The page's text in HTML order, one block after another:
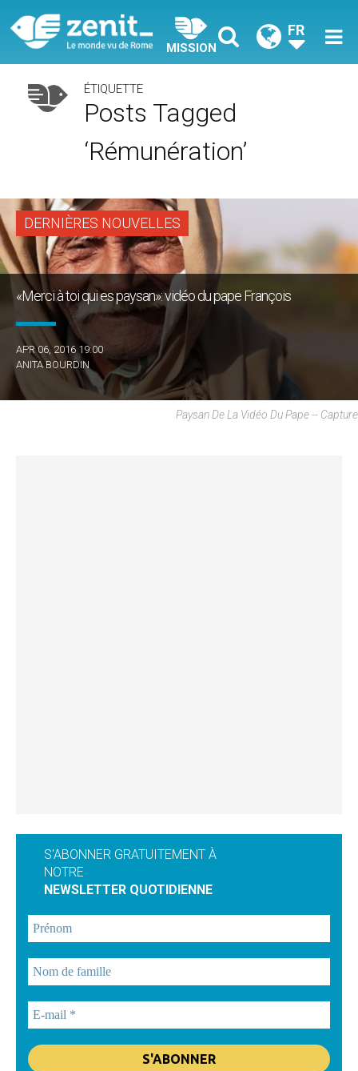
MISSION
FR
ÉTIQUETTE
Posts Tagged
‘rémunération’
DERNIÈRES NOUVELLES
«Merci à toi qui es paysan»: vidéo du pape François
APR 06, 2016 19:00
ANITA BOURDIN
Paysan De La Vidéo Du Pape -- Capture
S'ABONNER GRATUITEMENT À
NOTRE
NEWSLETTER QUOTIDIENNE